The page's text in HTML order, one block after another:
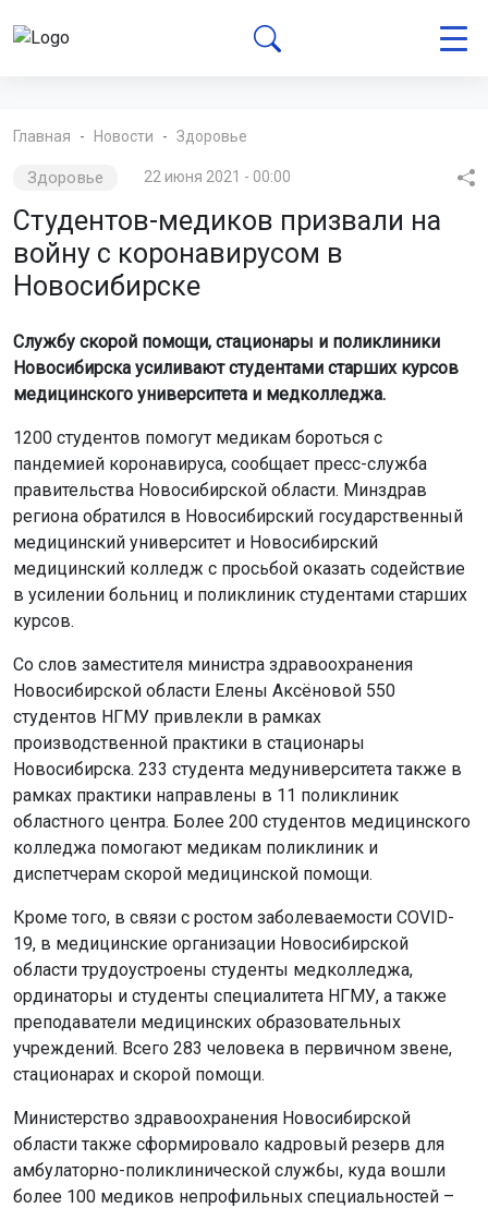
Главная Новости Здоровье
Здоровье 22 июня 2021 - 00:00
Студентов-медиков призвали на
войну с коронавирусом в
Новосибирске
Службу скорой помощи, стационары и поликлиники
Новосибирска усиливают студентами старших курсов
медицинского университета и медколледжа.
1200 студентов помогут медикам бороться с
пандемией коронавируса, сообщает пресс-служба
правительства Новосибирской области. Минздрав
региона обратился в Новосибирский государственный
медицинский университет и Новосибирский
медицинский колледж с просьбой оказать содействие
в усилении больниц и поликлиник студентами старших
курсов.
Со слов заместителя министра здравоохранения
Новосибирской области Елены Аксёновой 550
студентов НГМУ привлекли в рамках
производственной практики в стационары
Новосибирска. 233 студента медуниверситета также в
рамках практики направлены в 11 поликлиник
областного центра. Более 200 студентов медицинского
колледжа помогают медикам поликлиник и
диспетчерам скорой медицинской помощи.
Кроме того, в связи с ростом заболеваемости COVID-
19, в медицинские организации Новосибирской
области трудоустроены студенты медколледжа,
ординаторы и студенты специалитета НГМУ, а также
преподаватели медицинских образовательных
учреждений. Всего 283 человека в первичном звене,
стационарах и скорой помощи.
Министерство здравоохранения Новосибирской
области также сформировало кадровый резерв для
амбулаторно-поликлинической службы, куда вошли
более 100 медиков непрофильных специальностей –